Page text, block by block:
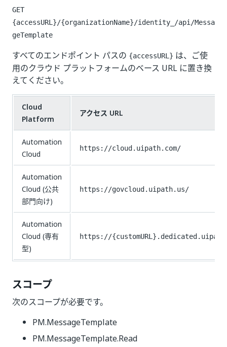
GET
{accessURL}/{organizationName}/identity_/api/Messa
geTemplate
すべてのエンドポイント パスの {accessURL} は、ご使
用のクラウド プラットフォームのベース URL に置き換
えてください。
Cloud
Platform
アクセス URL
Automation
Cloud
https://cloud.uipath.com/
Automation
Cloud (公共
部門向け)
https://govcloud.uipath.us/
Automation
Cloud (専有
型)
https://
スコープ
次のスコープが必要です。
PM.MessageTemplate
PM.MessageTemplate.Read